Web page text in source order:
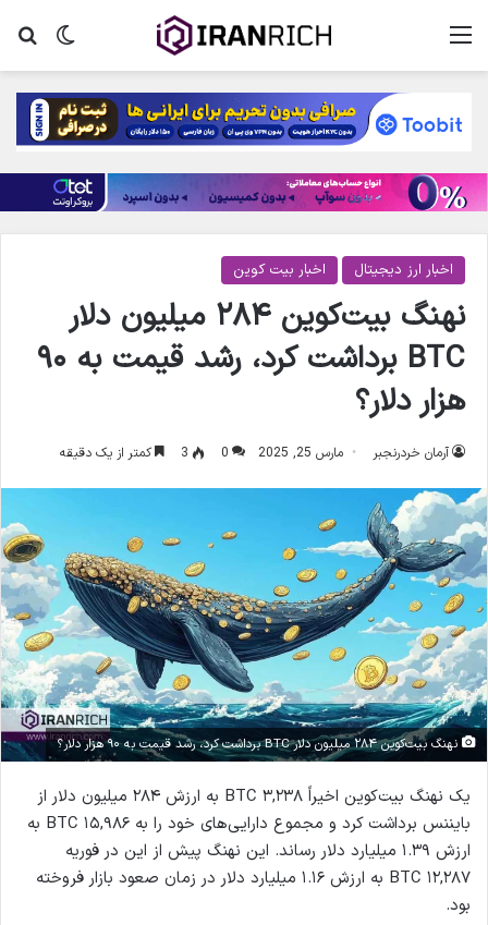
تغییر منو
اخبار ارز دیجیتال اخبار بیت کوین
نهنگ بیت‌کوین ۲۸۴ میلیون دلار
BTC برداشت کرد، رشد قیمت به ۹۰
هزار دلار؟
آرمان خردرنجبر مارس 25, 2025 0
3 کمتر از یک دقیقه
نهنگ بیت‌کوین ۲۸۴ میلیون دلار BTC برداشت کرد، رشد قیمت به ۹۰ هزار دلار؟
یک نهنگ بیت‌کوین اخیراً ۳,۲۳۸ BTC به ارزش ۲۸۴ میلیون دلار از
بایننس برداشت کرد و مجموع دارایی‌های خود را به ۱۵,۹۸۶ BTC به
ارزش ۱.۳۹ میلیارد دلار رساند. این نهنگ پیش از این در فوریه
۱۲,۲۸۷ BTC به ارزش ۱.۱۶ میلیارد دلار در زمان صعود بازار فروخته
بود.